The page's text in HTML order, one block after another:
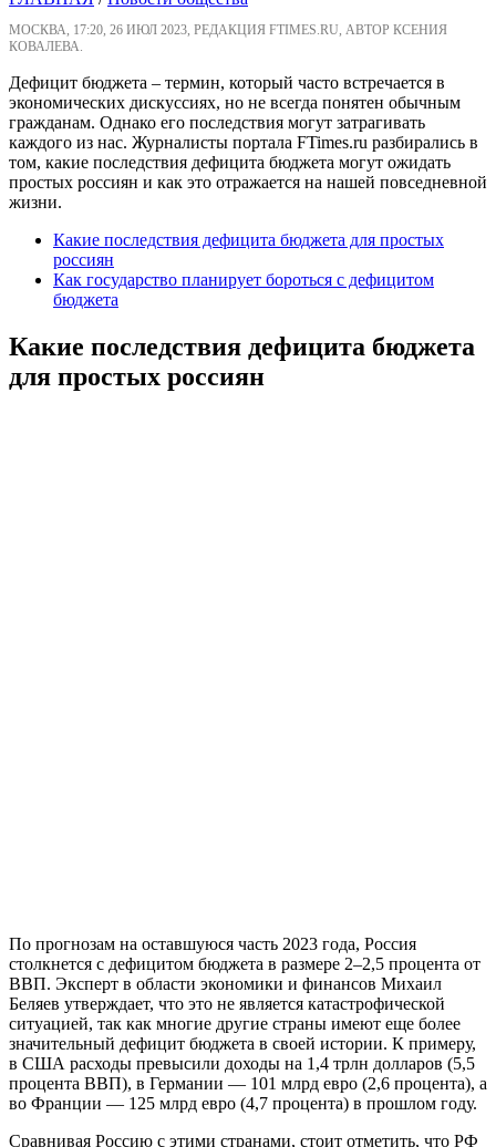
МОСКВА, 17:20, 26 ИЮЛ 2023, РЕДАКЦИЯ FTIMES.RU, АВТОР КСЕНИЯ
КОВАЛЕВА.
Дефицит бюджета – термин, который часто встречается в
экономических дискуссиях, но не всегда понятен обычным
гражданам. Однако его последствия могут затрагивать
каждого из нас. Журналисты портала FTimes.ru разбирались в
том, какие последствия дефицита бюджета могут ожидать
простых россиян и как это отражается на нашей повседневной
жизни.
Какие последствия дефицита бюджета для простых
россиян
Как государство планирует бороться с дефицитом
бюджета
Какие последствия дефицита бюджета
для простых россиян
По прогнозам на оставшуюся часть 2023 года, Россия
столкнется с дефицитом бюджета в размере 2–2,5 процента от
ВВП. Эксперт в области экономики и финансов Михаил
Беляев утверждает, что это не является катастрофической
ситуацией, так как многие другие страны имеют еще более
значительный дефицит бюджета в своей истории. К примеру,
в США расходы превысили доходы на 1,4 трлн долларов (5,5
процента ВВП), в Германии — 101 млрд евро (2,6 процента), а
во Франции — 125 млрд евро (4,7 процента) в прошлом году.
Сравнивая Россию с этими странами, стоит отметить, что РФ